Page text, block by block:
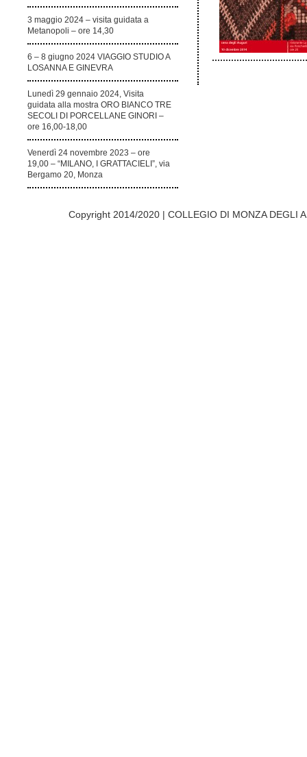
3 maggio 2024 – visita guidata a
Metanopoli – ore 14,30
6 – 8 giugno 2024 VIAGGIO STUDIO A
LOSANNA E GINEVRA
Lunedì 29 gennaio 2024, Visita
guidata alla mostra ORO BIANCO TRE
SECOLI DI PORCELLANE GINORI –
ore 16,00-18,00
Venerdì 24 novembre 2023 – ore
19,00 – “MILANO, I GRATTACIELI”, via
Bergamo 20, Monza
Copyright 2014/2020 | COLLEGIO DI MONZA DEGLI